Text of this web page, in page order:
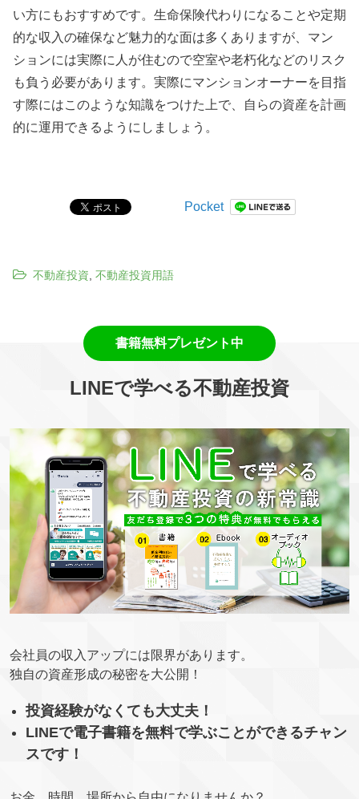
い方にもおすすめです。 生命保険代わりになることや定期
的な収入の確保など魅力的な面は多くありますが、マン
ションには実際に人が住むので空室や老朽化などのリスク
も負う必要があります。実際にマンションオーナーを目指
す際にはこのような知識をつけた上で、自らの資産を計画
的に運用できるようにしましょう。
Pocket
不動産投資 不動産投資用語
LINEで学べる不動産投資
会社員の収入アップには限界があります。
独自の資産形成の秘密を大公開！
投資経験がなくても大丈夫！
LINEで電子書籍を無料で学ぶことができるチャン
スです！